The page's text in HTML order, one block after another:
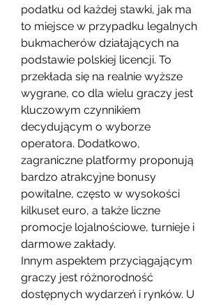
podatku od każdej stawki, jak ma
to miejsce w przypadku legalnych
bukmacherów działających na
podstawie polskiej licencji. To
przekłada się na realnie wyższe
wygrane, co dla wielu graczy jest
kluczowym czynnikiem
decydującym o wyborze
operatora. Dodatkowo,
zagraniczne platformy proponują
bardzo atrakcyjne bonusy
powitalne, często w wysokości
kilkuset euro, a także liczne
promocje lojalnościowe, turnieje i
darmowe zakłady.
Innym aspektem przyciągającym
graczy jest różnorodność
dostępnych wydarzeń i rynków. U